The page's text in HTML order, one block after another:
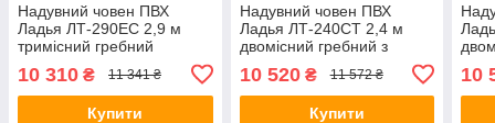
Надувний човен ПВХ
Ладья ЛТ-290ЕС 2,9 м
тримісний гребний
пересувні/стаціонарні
сидіння
10 310 ₴ 11 341 ₴
Купити
Надувний човен ПВХ
Ладья ЛТ-240СТ 2,4 м
двомісний гребний з
транцем рейковий настил
стаціонарні сидіння
10 520₴ 11 572 ₴
Купити
10